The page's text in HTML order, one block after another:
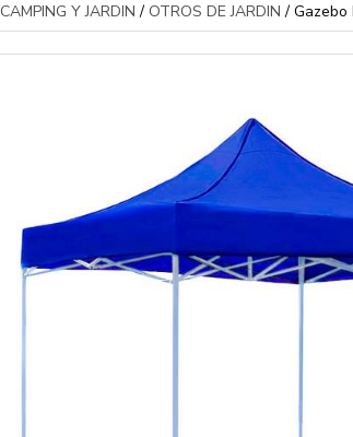
CAMPING Y JARDIN / OTROS DE JARDIN / Gazebo